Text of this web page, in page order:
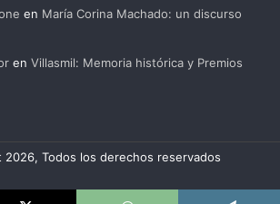
en María Corina Machado: un discurso
en Villasmil: Memoria histórica y Premios
Todos los derechos reservados